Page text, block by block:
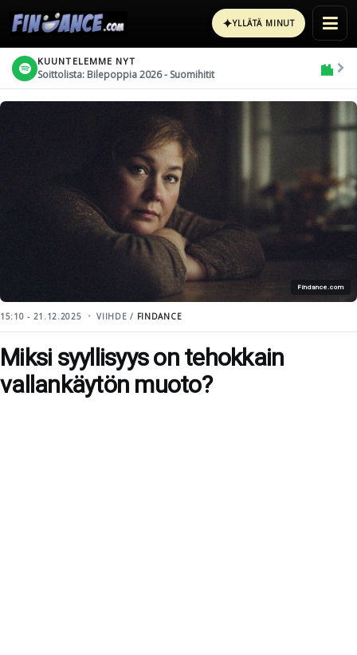
✦YLLÄTÄ MINUT
KUUNTELEMME NYT
Soittolista: Bilepoppia 2026 - Suomihitit
Findance.com
15:10 - 21.12.2025 VIIHDE / FINDANCE
Miksi syyllisyys on tehokkain
vallankäytön muoto?